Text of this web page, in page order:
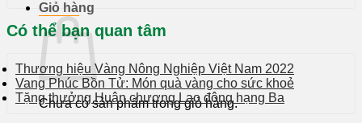
Giỏ hàng
Chưa có sản phẩm trong giỏ hàng.
Có thể bạn quan tâm
Thương hiệu Vàng Nông Nghiệp Việt Nam 2022
Vang Phúc Bồn Tử: Món quà vàng cho sức khoẻ
Tặng thưởng Huân chương Lao động hạng Ba